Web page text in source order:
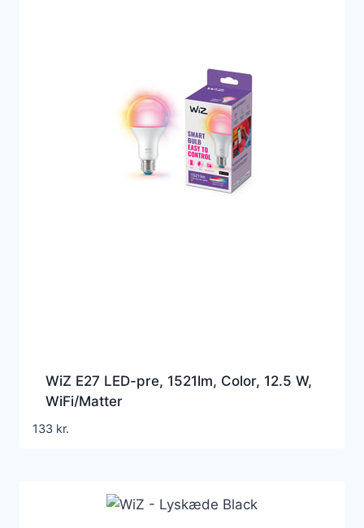
WiZ E27 LED-pre, 1521lm, Color, 12.5 W,
WiFi/Matter
133 kr.